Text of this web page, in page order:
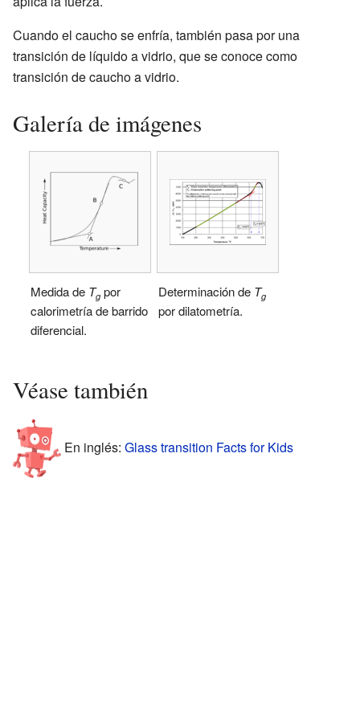
Cuando el caucho se enfría, también pasa por una
transición de líquido a vidrio, que se conoce como
transición de caucho a vidrio.
Galería de imágenes
Medida de Tg por
calorimetría de barrido
diferencial.
Determinación de Tg
por dilatometría.
Véase también
En inglés: Glass transition Facts for Kids